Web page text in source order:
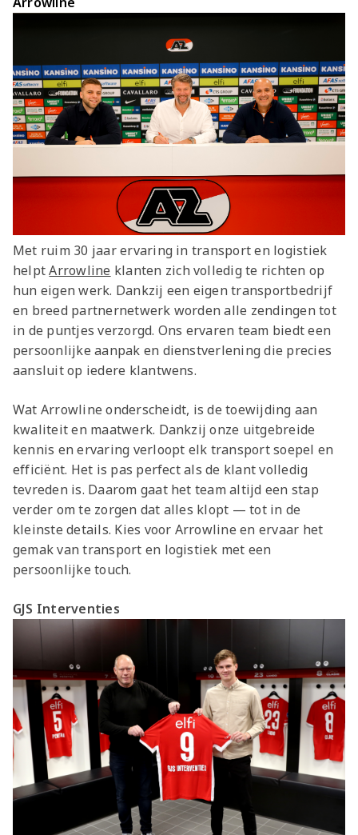
Met ruim 30 jaar ervaring in transport en logistiek
helptArrowline klanten zich volledig te richten op
hun eigen werk. Dankzij een eigen transportbedrijf
en breed partnernetwerk worden alle zendingen tot
in de puntjes verzorgd. Ons ervaren team biedt een
persoonlijke aanpak en dienstverlening die precies
aansluit op iedere klantwens.
Wat Arrowline onderscheidt, is de toewijding aan
kwaliteit en maatwerk. Dankzij onze uitgebreide
kennis en ervaring verloopt elk transport soepel en
efficiënt. Het is pas perfect als de klant volledig
tevreden is. Daarom gaat het team altijd een stap
verder om te zorgen dat alles klopt — tot in de
kleinste details. Kies voor Arrowline en ervaar het
gemak van transport en logistiek met een
persoonlijke touch.
GJS Interventies